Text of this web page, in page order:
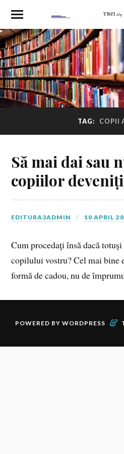
TAG: COPII
Să mai dai sau
copiilor
EDITURA3ADMIN 10 APRIL
Cum procedaţi însă dacă
copilului vostru? Cel mai bine
formă de cadou, nu de
POWERED BY WORDPRESS &